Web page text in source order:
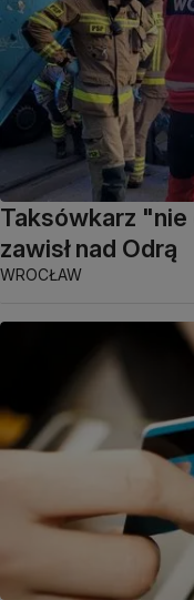
Taksówkarz "nie
zawisł nad Odrą
WROCŁAW